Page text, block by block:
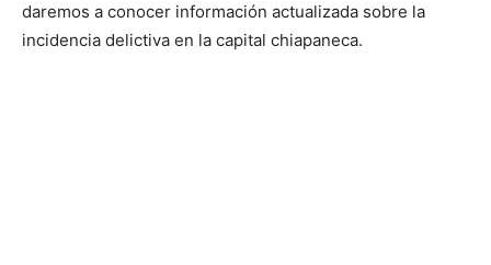
daremos a conocer información actualizada sobre la
incidencia delictiva en la capital chiapaneca.